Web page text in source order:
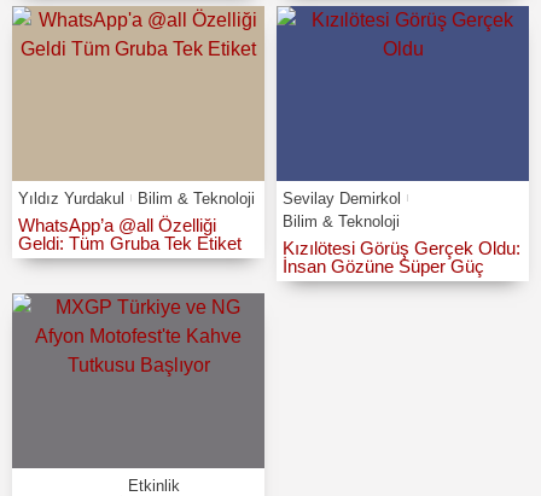
Yıldız Yurdakul Bilim & Teknoloji
WhatsApp’a @all Özelliği
Geldi: Tüm Gruba Tek Etiket
Sevilay Demirkol
Bilim & Teknoloji
Kızılötesi Görüş Gerçek Oldu:
İnsan Gözüne Süper Güç
Etkinlik